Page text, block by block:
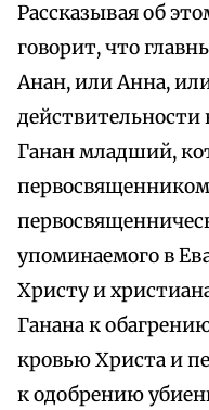
Рассказывая об
говорит, что
Анан, или Анна,
действительности
Ганан младший,
упоминаемого в
Христу и
Ганана к
кровью Христа и
к одобрению